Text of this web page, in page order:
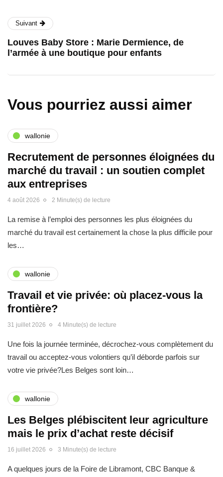
Suivant
Louves Baby Store : Marie Dermience, de
l’armée à une boutique pour enfants
Vous pourriez aussi aimer
wallonie
Recrutement de personnes éloignées du
marché du travail : un soutien complet
aux entreprises
4 août 2026 2 Minute(s) de lecture
La remise à l’emploi des personnes les plus éloignées du
marché du travail est certainement la chose la plus difficile pour
les…
wallonie
Travail et vie privée: où placez-vous la
frontière?
31 juillet 2026 4 Minute(s) de lecture
Une fois la journée terminée, décrochez-vous complètement du
travail ou acceptez-vous volontiers qu’il déborde parfois sur
votre vie privée?Les Belges sont loin…
wallonie
Les Belges plébiscitent leur agriculture
mais le prix d’achat reste décisif
16 juillet 2026 3 Minute(s) de lecture
A quelques jours de la Foire de Libramont, CBC Banque &